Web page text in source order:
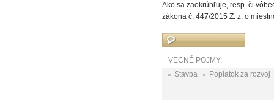
Ako sa zaokrúhľuje, resp. či
zákona č. 447/2015 Z. z. o
VECNÉ POJMY:
Stavba
Poplatok za rozvoj